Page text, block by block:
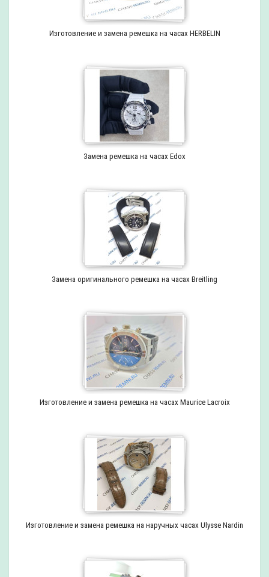
Изготовление и замена ремешка на часах HERBELIN
Замена ремешка на часах Edox
Замена оригинального ремешка на часах Breitling
Изготовление и замена ремешка на часах Maurice Lacroix
Изготовление и замена ремешка на наручных часах Ulysse Nardin